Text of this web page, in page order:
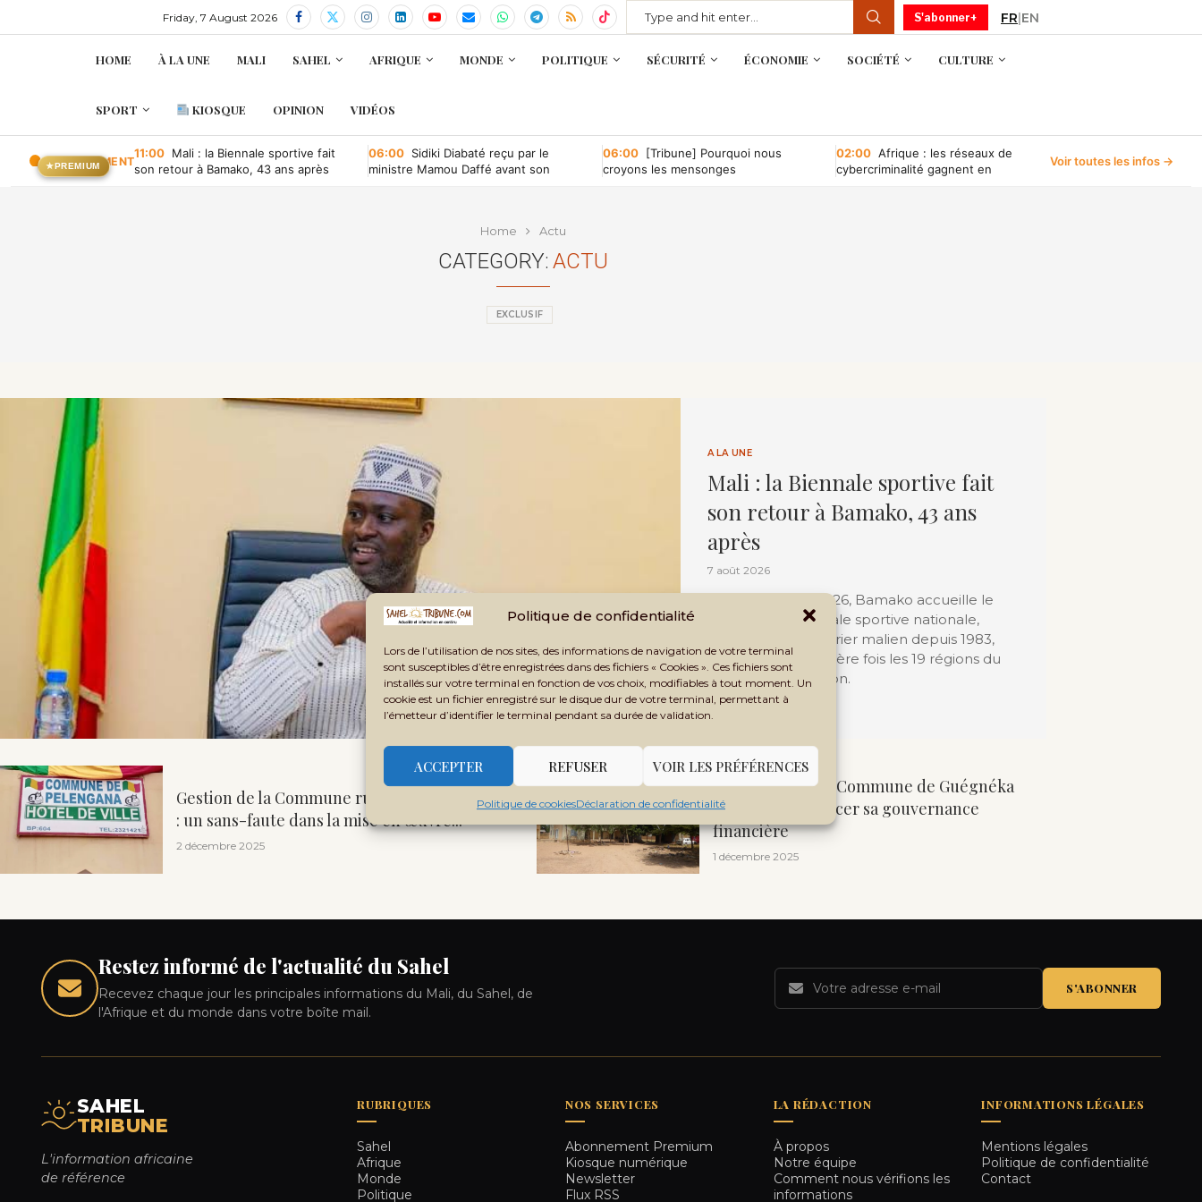
Politique de confidentialité
Lors de l’utilisation de nos sites, des informations de navigation de votre terminal
sont susceptibles d’être enregistrées dans des fichiers « Cookies ». Ces fichiers sont
installés sur votre terminal en fonction de vos choix, modifiables à tout moment. Un
cookie est un fichier enregistré sur le disque dur de votre terminal, permettant à
l’émetteur d’identifier le terminal pendant sa durée de validation.
ACCEPTER REFUSER VOIR LES PRÉFÉRENCES
Politique de cookiesDéclaration de confidentialité
Friday, 7 August 2026 S'abonner+ FR|EN
HOME À LA UNE MALI SAHEL AFRIQUE MONDE POLITIQUE SÉCURITÉ ÉCONOMIE SOCIÉTÉ CULTURE
SPORT KIOSQUE OPINION VIDÉOS
EN CE MOMENT
★PREMIUM
11:00 Mali : la Biennale sportive fait
son retour à Bamako, 43 ans après
06:00 Sidiki Diabaté reçu par le
ministre Mamou Daffé avant son
06:00 [Tribune] Pourquoi nous
croyons les mensonges
02:00 Afrique : les réseaux de
cybercriminalité gagnent en
Voir toutes les infos →
Home Actu
CATEGORY: ACTU
EXCLUSIF
A LA UNE
Mali : la Biennale sportive fait
son retour à Bamako, 43 ans
après
7 août 2026
Du 7 au 16 août 2026, Bamako accueille le
retour de la Biennale sportive nationale,
absente du calendrier malien depuis 1983,
avec pour la première fois les 19 régions du
pays en compétition.
Gestion de la Commune rurale de Pélengana
: un sans-faute dans la mise en œuvre...
2 décembre 2025
Audit du BVG : la Commune de Guégnéka
appelée à renforcer sa gouvernance
financière
1 décembre 2025
Restez informé de l'actualité du Sahel
Recevez chaque jour les principales informations du Mali, du Sahel, de
l'Afrique et du monde dans votre boîte mail.
S'ABONNER
SAHEL
TRIBUNE
L'information africaine
de référence
RUBRIQUES
Sahel
Afrique
Monde
Politique
NOS SERVICES
Abonnement Premium
Kiosque numérique
Newsletter
Flux RSS
LA RÉDACTION
À propos
Notre équipe
Comment nous vérifions les
informations
INFORMATIONS LÉGALES
Mentions légales
Politique de confidentialité
Contact